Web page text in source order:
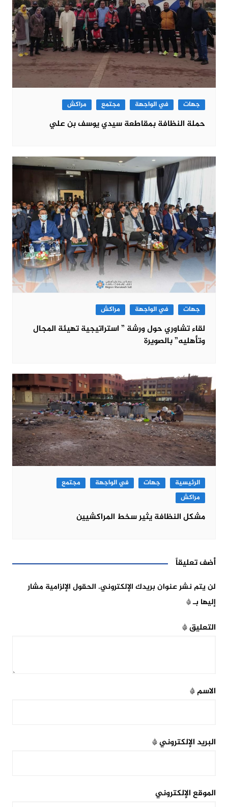
جهات في الواجهة مجتمع مراكش
حملة النظافة بمقاطعة سيدي يوسف بن علي
جهات في الواجهة مراكش
لقاء تشاوري حول ورشة ” استراتيجية تهيئة المجال
وتأهليه” بالصويرة
الرئيسية جهات في الواجهة
مجتمع
مراكش
مشكل النظافة يثير سخط المراكشيين
أضف تعليقاً
لن يتم نشر عنوان بريدك الإلكتروني. الحقول الإلزامية مشار
إليها بـ*
التعليق*
الاسم*
البريد الإلكتروني*
الموقع الإلكتروني